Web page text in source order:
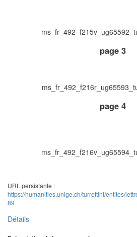
page 3
page 4
URL persistante :
https://humanities.unige.ch/turrettini/entites/
89
Détails